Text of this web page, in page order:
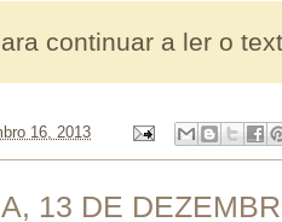
continuar a ler o
16, 2013
13 DE